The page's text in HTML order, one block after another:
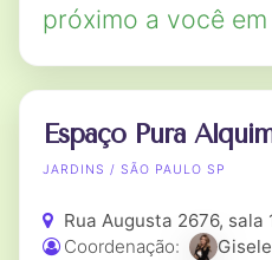
próximo a você
Espaço Pura
JARDINS / SÃO PAULO SP
Rua Augusta 2676, sala
Coordenação:
Gisele